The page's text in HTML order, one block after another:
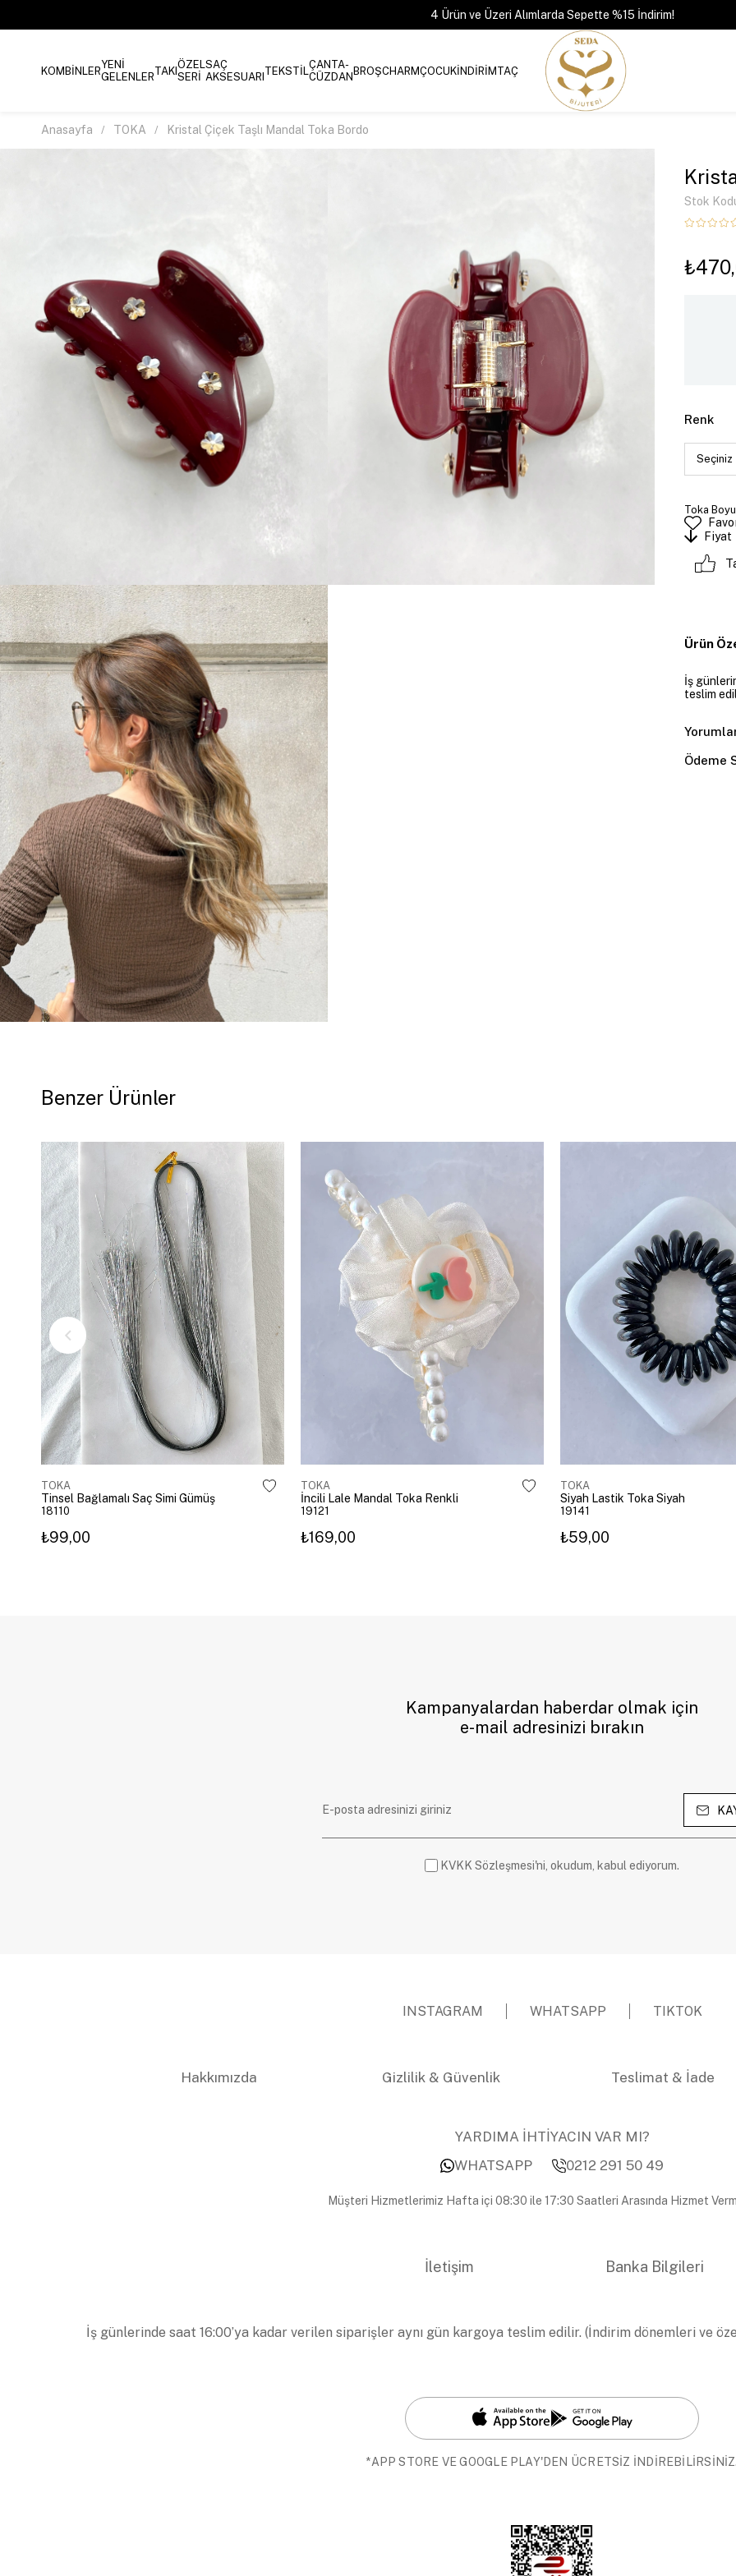
4 Ürün ve Üzeri Alımlarda Sepette %15 İndirim!
KOMBİNLERYENİ
GELENLERTAKIÖZEL
SERİ
SAÇ
AKSESUARI TEKSTİLÇANTA-
CÜZDANBROŞCHARMÇOCUKİNDİRİMTAÇ
Anasayfa TOKA Kristal Çiçek Taşlı Mandal Toka Bordo
Stok
Renk
Toka
Fiyat
Ürün
İş
teslim
Ödeme
Benzer Ürünler
TOKA
Tinsel Bağlamalı Saç Simi Gümüş
18110
₺99,00
TOKA
İncili Lale Mandal Toka Renkli
19121
₺169,00
TOKA
Siyah Lastik Toka Siyah
19141
₺59,00
Kampanyalardan haberdar olmak için
e-mail adresinizi bırakın
KVKK Sözleşmesi'ni, okudum, kabul ediyorum.
INSTAGRAM WHATSAPP TIKTOK
Hakkımızda Gizlilik & Güvenlik Teslimat & İade
YARDIMA İHTİYACIN VAR MI?
WHATSAPP
0212 291 50 49
Müşteri Hizmetlerimiz Hafta içi 08:30 ile 17:30 Saatleri Arasında Hizmet
İletişim Banka Bilgileri
İş günlerinde saat 16:00’ya kadar verilen siparişler aynı gün kargoya teslim edilir. (İndirim dönemleri ve
*APP STORE VE GOOGLE PLAY'DEN ÜCRETSİZ İNDİREBİLİRSİNİZ.